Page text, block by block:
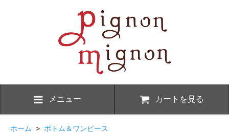
メニュー カートを見る
ホーム > ボトム＆ワンピース